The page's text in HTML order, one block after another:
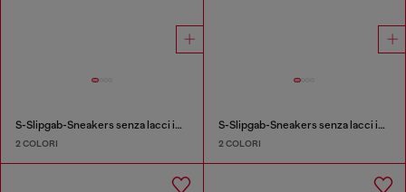
S-Slipgab-Sneakers senza lacci in cotone
2 COLORI
S-Slipgab-Sneakers senza lacci in cotone
2 COLORI